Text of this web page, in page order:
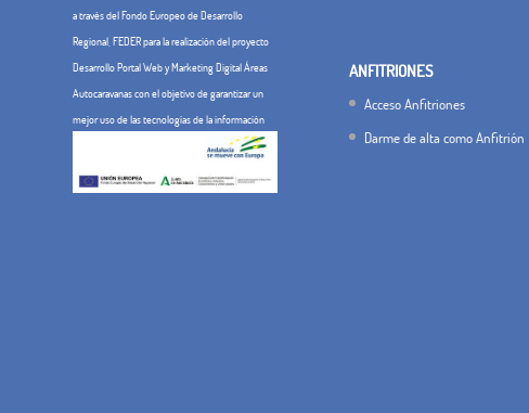
a través del Fondo Europeo de Desarrollo
Regional, FEDER para la realización del proyecto
Desarrollo Portal Web y Marketing Digital Áreas
Autocaravanas con el objetivo de garantizar un
mejor uso de las tecnologías de la información
ANFITRIONES
Acceso Anfitriones
Darme de alta como Anfitrión